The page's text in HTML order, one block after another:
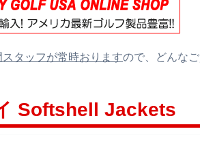
タッフが常時おりますので、どんな
Softshell Jackets